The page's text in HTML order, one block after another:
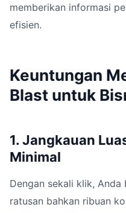
memberikan informasi
efisien.
Keuntungan
Blast untuk
1. Jangkauan
Minimal
Dengan sekali klik,
ratusan bahkan ribuan